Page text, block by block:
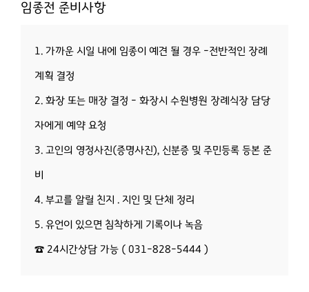
임종전 준비사항
1. 가까운 시일 내에 임종이 예견 될 경우 -전반적인 장례
계획 결정
2. 화장 또는 매장 결정 - 화장시 수원병원 장례식장 담당
자에게 예약 요청
3. 고인의 영정사진(증명사진), 신분증 및 주민등록 등본 준
비
4. 부고를 알릴 친지 . 지인 및 단체 정리
5. 유언이 있으면 침착하게 기록이나 녹음
☎ 24시간상담 가능 ( 031-828-5444 )